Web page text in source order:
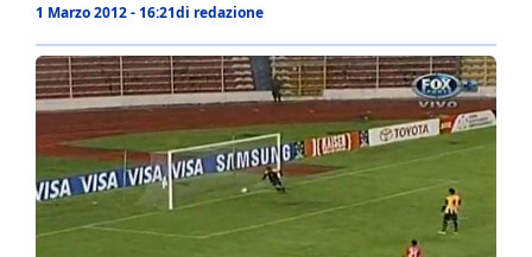
1 Marzo 2012 - 16:21di redazione